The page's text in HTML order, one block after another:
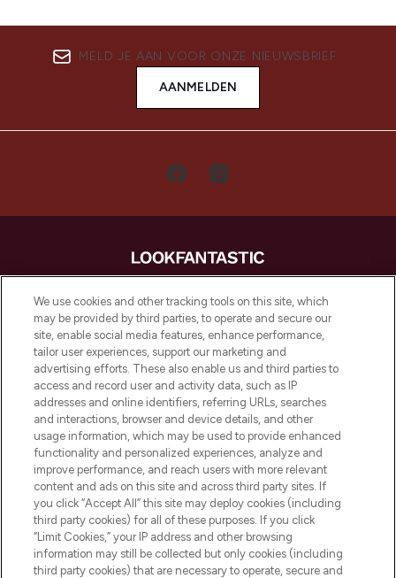
MELD JE AAN VOOR ONZE NIEUWSBRIEF
AANMELDEN
LOOKFANTASTIC is de ultieme online
beautybestemming van Europa, met de
beste huidverzorging, haarproducten en
make-up van meer dan 200 topmerken.
Shop online of via de app, met gratis
verzending vanaf €40.
Cookie-toestemming
Do Not Sell or Share My Personal
Information
HELP & INFORMATIE
BEDRIJFSINFORMATIE
We use cookies and other tracking tools on this site, which
may be provided by third parties, to operate and secure our
site, enable social media features, enhance performance,
tailor user experiences, support our marketing and
advertising efforts. These also enable us and third parties to
access and record user and activity data, such as IP
addresses and online identifiers, referring URLs, searches
and interactions, browser and device details, and other
usage information, which may be used to provide enhanced
functionality and personalized experiences, analyze and
improve performance, and reach users with more relevant
content and ads on this site and across third party sites. If
you click “Accept All” this site may deploy cookies (including
third party cookies) for all of these purposes. If you click
“Limit Cookies,” your IP address and other browsing
information may still be collected but only cookies (including
third party cookies) that are necessary to operate, secure and